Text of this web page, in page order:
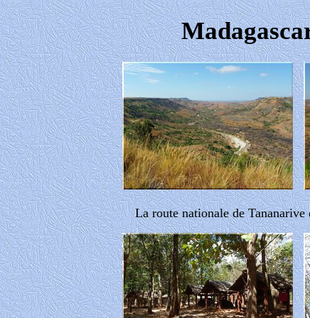
La route nationale de